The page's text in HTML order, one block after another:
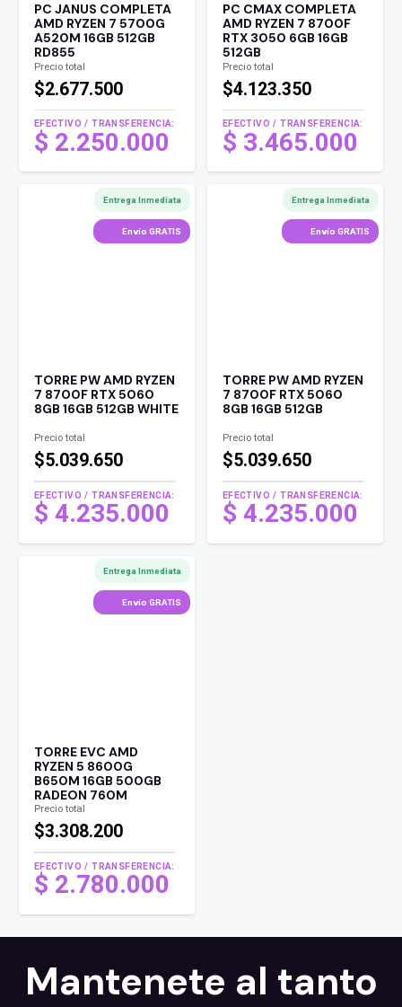
PC JANUS COMPLETA
AMD RYZEN 7 5700G
A520M 16GB 512GB
RD855
Precio total
$2.677.500
EFECTIVO / TRANSFERENCIA:
$ 2.250.000
PC CMAX COMPLETA
AMD RYZEN 7 8700F
RTX 3050 6GB 16GB
512GB
Precio total
$4.123.350
EFECTIVO / TRANSFERENCIA:
$ 3.465.000
Entrega Inmediata
Envío GRATIS
TORRE PW AMD RYZEN
7 8700F RTX 5060
8GB 16GB 512GB WHITE
Precio total
$5.039.650
EFECTIVO / TRANSFERENCIA:
$4.235.000
Entrega Inmediata
Envío GRATIS
TORRE PW AMD RYZEN
7 8700F RTX 5060
8GB 16GB 512GB
Precio total
$5.039.650
EFECTIVO / TRANSFERENCIA:
$4.235.000
Entrega Inmediata
Envío GRATIS
TORRE EVC AMD
RYZEN 5 8600G
B650M 16GB 500GB
RADEON 760M
Precio total
$3.308.200
EFECTIVO / TRANSFERENCIA:
$ 2.780.000
Mantenete al tanto